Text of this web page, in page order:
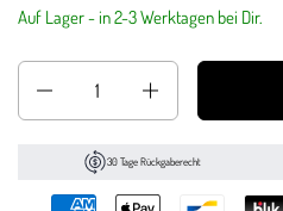
Auf Lager - in 2-3 Werktagen bei Dir.
30 Tage Rückgaberecht